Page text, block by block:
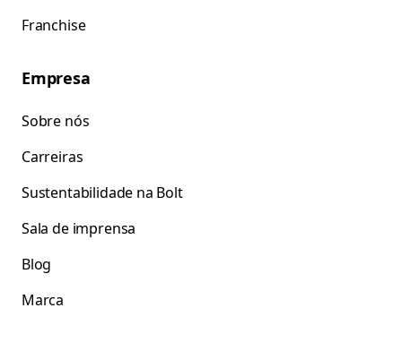
Franchise
Empresa
Sobre nós
Carreiras
Sustentabilidade na Bolt
Sala de imprensa
Blog
Marca